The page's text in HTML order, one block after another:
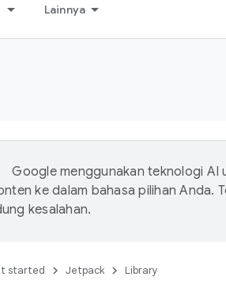
Lainnya
Google menggunakan teknologi AI
ke dalam bahasa pilihan Anda.
kesalahan.
started Jetpack Library